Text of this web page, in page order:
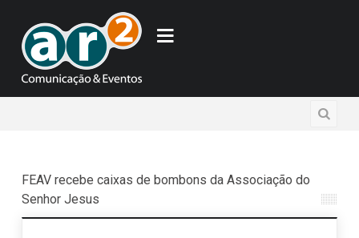
FEAV recebe caixas de bombons da Associação do
Senhor Jesus